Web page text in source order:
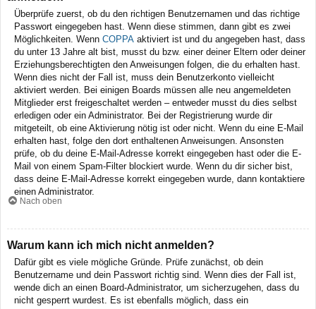
Überprüfe zuerst, ob du den richtigen Benutzernamen und das richtige
Passwort eingegeben hast. Wenn diese stimmen, dann gibt es zwei
Möglichkeiten. Wenn COPPA aktiviert ist und du angegeben hast, dass
du unter 13 Jahre alt bist, musst du bzw. einer deiner Eltern oder deiner
Erziehungsberechtigten den Anweisungen folgen, die du erhalten hast.
Wenn dies nicht der Fall ist, muss dein Benutzerkonto vielleicht
aktiviert werden. Bei einigen Boards müssen alle neu angemeldeten
Mitglieder erst freigeschaltet werden – entweder musst du dies selbst
erledigen oder ein Administrator. Bei der Registrierung wurde dir
mitgeteilt, ob eine Aktivierung nötig ist oder nicht. Wenn du eine E-Mail
erhalten hast, folge den dort enthaltenen Anweisungen. Ansonsten
prüfe, ob du deine E-Mail-Adresse korrekt eingegeben hast oder die E-
Mail von einem Spam-Filter blockiert wurde. Wenn du dir sicher bist,
dass deine E-Mail-Adresse korrekt eingegeben wurde, dann kontaktiere
einen Administrator.
Nach oben
Warum kann ich mich nicht anmelden?
Dafür gibt es viele mögliche Gründe. Prüfe zunächst, ob dein
Benutzername und dein Passwort richtig sind. Wenn dies der Fall ist,
wende dich an einen Board-Administrator, um sicherzugehen, dass du
nicht gesperrt wurdest. Es ist ebenfalls möglich, dass ein